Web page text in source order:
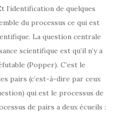
l’identification de quelques
du processus ce qui est
La question centrale
scientifique est qu’il n’y a
(Popper). C’est le
pairs (c’est-à-dire par ceux
qui est le processus de
de pairs a deux écueils :